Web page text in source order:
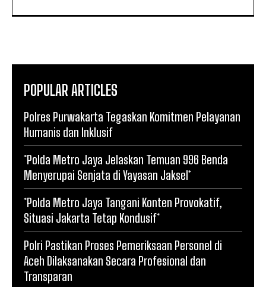
POPULAR ARTICLES
Polres Purwakarta Tegaskan Komitmen Pelayanan
Humanis dan Inklusif
*Polda Metro Jaya Jelaskan Temuan 996 Benda
Menyerupai Senjata di Yayasan Jaksel*
*Polda Metro Jaya Tangani Konten Provokatif,
Situasi Jakarta Tetap Kondusif*
Polri Pastikan Proses Pemeriksaan Personel di
Aceh Dilaksanakan Secara Profesional dan
Transparan